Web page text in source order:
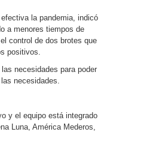
la pandemia, indicó
a menores tiempos de
control de dos brotes que
positivos.
necesidades para poder
necesidades.
y el equipo está integrado
Luna, América Mederos,